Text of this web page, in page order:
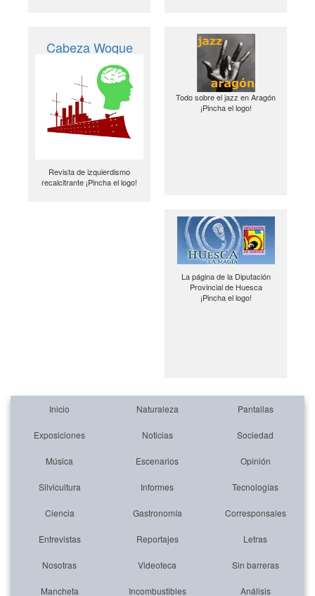
Cabeza Woque
Revista de izquierdismo
recalcitrante ¡Pincha el logo!
Todo sobre el jazz en Aragón
¡Pincha el logo!
La página de la Diputación
Provincial de Huesca
¡Pincha el logo!
Inicio Naturaleza Pantallas
Exposiciones Noticias Sociedad
Música Escenarios Opinión
Silvicultura Informes Tecnologías
Ciencia Gastronomía Corresponsales
Entrevistas Reportajes Letras
Nosotras Videoteca Sin barreras
Mancheta Incombustibles Análisis